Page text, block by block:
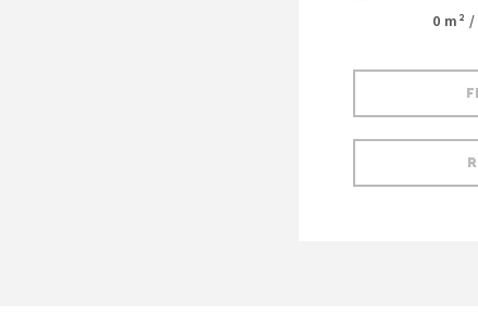
0 m² /